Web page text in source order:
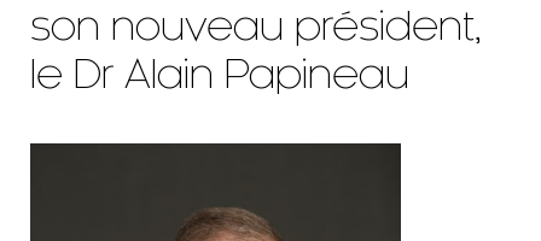
son nouveau président,
le Dr Alain Papineau